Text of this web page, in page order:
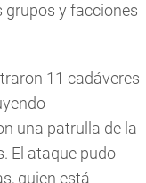
grupos y facciones
11 cadáveres
una patrulla de la
El ataque pudo
quien está